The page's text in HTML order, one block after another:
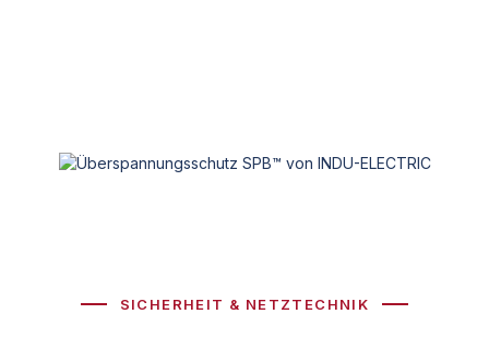
SICHERHEIT & NETZTECHNIK